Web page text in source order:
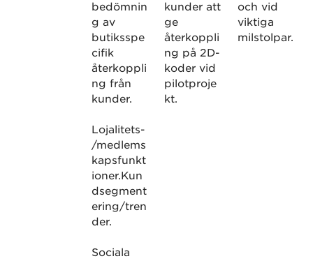
bedömnin
g av
butiksspe
cifik
återkoppli
ng från
kunder.
Lojalitets-
/medlems
kapsfunkt
ioner.Kun
dsegment
ering/tren
der.
Sociala
kunder att
ge
återkoppli
ng på 2D-
koder vid
pilotproje
kt.
och vid
viktiga
milstolpar.